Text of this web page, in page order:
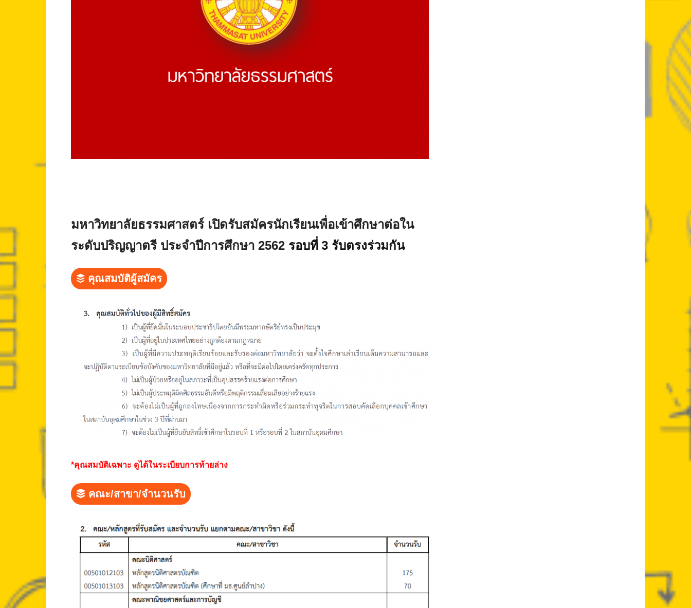
มหาวิทยาลัยธรรมศาสตร์ เปิดรับสมัครนักเรียนเพื่อเข้าศึกษาต่อใน
ระดับปริญญาตรี ประจำปีการศึกษา 2562 รอบที่ 3 รับตรงร่วมกัน
คุณสมบัติผู้สมัคร
*คุณสมบัติเฉพาะ ดูได้ในระเบียบการท้ายล่าง
คณะ/สาขา/จำนวนรับ